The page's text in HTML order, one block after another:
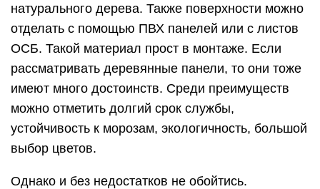
натурального дерева. Также поверхности можно
отделать с помощью ПВХ панелей или с листов
ОСБ. Такой материал прост в монтаже. Если
рассматривать деревянные панели, то они тоже
имеют много достоинств. Среди преимуществ
можно отметить долгий срок службы,
устойчивость к морозам, экологичность, большой
выбор цветов.
Однако и без недостатков не обойтись.